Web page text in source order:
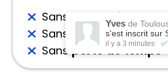
Yves de
s'est inscrit sur
il y a 3 minutes
Sans
publicité
Sans
prise de tête
Sansperte de temps